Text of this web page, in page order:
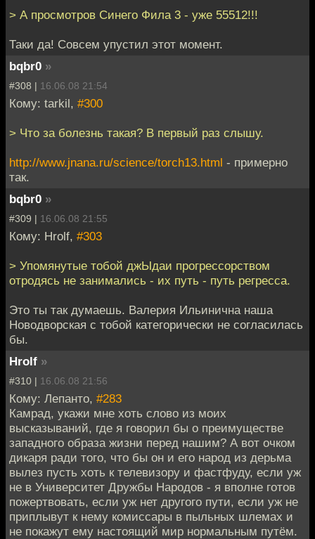
> А просмотров Синего Фила 3 - уже 55512!!!
Таки да! Совсем упустил этот момент.
bqbr0 »
#308 | 16.06.08 21:54
Кому: tarkil, #300
> Что за болезнь такая? В первый раз слышу.
http://www.jnana.ru/science/torch13.html - примерно
так.
bqbr0 »
#309 | 16.06.08 21:55
Кому: Hrolf, #303
> Упомянутые тобой джЫдаи прогрессорством
отродясь не занимались - их путь - путь регресса.
Это ты так думаешь. Валерия Ильинична наша
Новодворская с тобой категорически не согласилась
бы.
Hrolf »
#310 | 16.06.08 21:56
Кому: Лепанто, #283
Камрад, укажи мне хоть слово из моих
высказываний, где я говорил бы о преимуществе
западного образа жизни перед нашим? А вот очком
дикаря ради того, что бы он и его народ из дерьма
вылез пусть хоть к телевизору и фастфуду, если уж
не в Университет Дружбы Народов - я вполне готов
пожертвовать, если уж нет другого пути, если уж не
приплывут к нему комиссары в пыльных шлемах и
не покажут ему настоящий мир нормальным путём.